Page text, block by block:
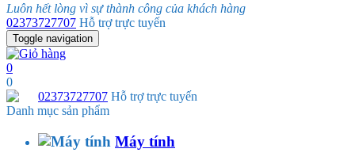
Luôn hết lòng vì sự thành công của khách hàng
02373727707 Hỗ trợ trực tuyến
Toggle navigation
0
0
02373727707 Hỗ trợ trực tuyến
Danh mục sản phẩm
Máy tính